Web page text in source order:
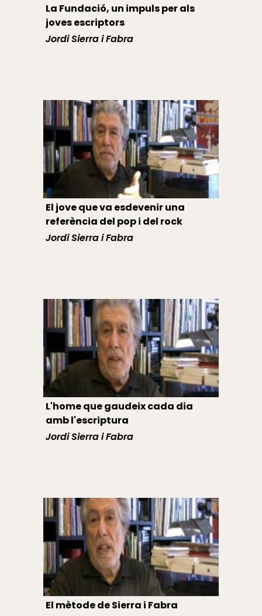
La Fundació, un impuls per als
joves escriptors
Jordi Sierra i Fabra
El jove que va esdevenir una
referència del pop i del rock
Jordi Sierra i Fabra
L'home que gaudeix cada dia
amb l'escriptura
Jordi Sierra i Fabra
El mètode de Sierra i Fabra